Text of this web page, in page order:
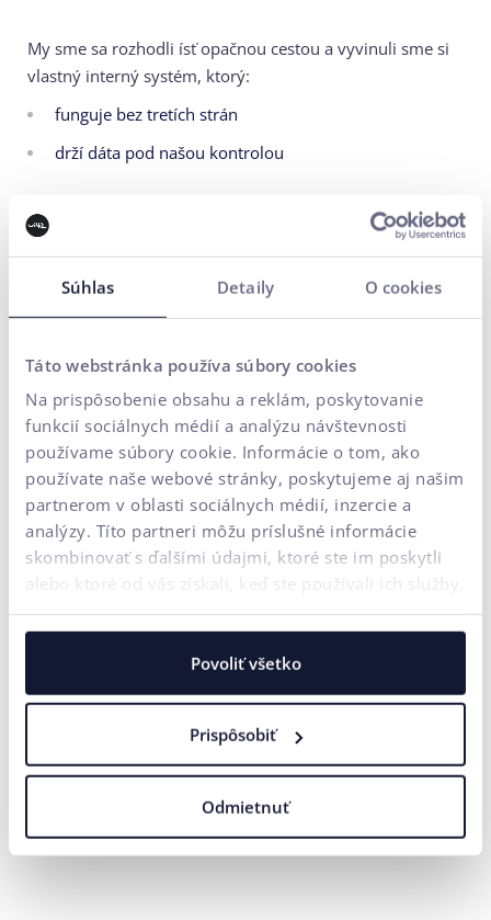
Súhlas Detaily O cookies
Táto webstránka používa súbory cookies
Na prispôsobenie obsahu a reklám, poskytovanie
funkcií sociálnych médií a analýzu návštevnosti
používame súbory cookie. Informácie o tom, ako
používate naše webové stránky, poskytujeme aj našim
partnerom v oblasti sociálnych médií, inzercie a
analýzy. Títo partneri môžu príslušné informácie
skombinovať s ďalšími údajmi, ktoré ste im poskytli
alebo ktoré od vás získali, keď ste používali ich služby.
Povoliť všetko
Prispôsobiť
Odmietnuť
My sme sa rozhodli ísť opačnou cestou a vyvinuli sme si
vlastný interný systém, ktorý:
funguje bez tretích strán
drží dáta pod našou kontrolou
citlivých informácií.
výstupom nie je len samotná AI, ale schopnosť klásť
správne otázky. Práve v tom spočíva naša expertíza.
ako z nej dostať relevantné a kvalitné výstupy.
preto sa na nás obracajú firmy, ktoré chcú AI využívať
efektívne, no nevedia, kde začať.
AI teda nie je len o nástrojoch. Je o zmene prístupu,
kultúry a spôsobu práce. A práve o tom sú aj naše CX
raňajky – o zdieľaní skúseností, ktoré posúvajú veci
dopredu.
Sú vám niektoré výrazy nejasné? Pozriteuičkovskú